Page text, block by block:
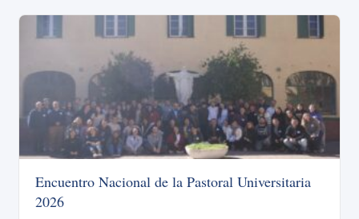
Encuentro Nacional de la Pastoral Universitaria
2026